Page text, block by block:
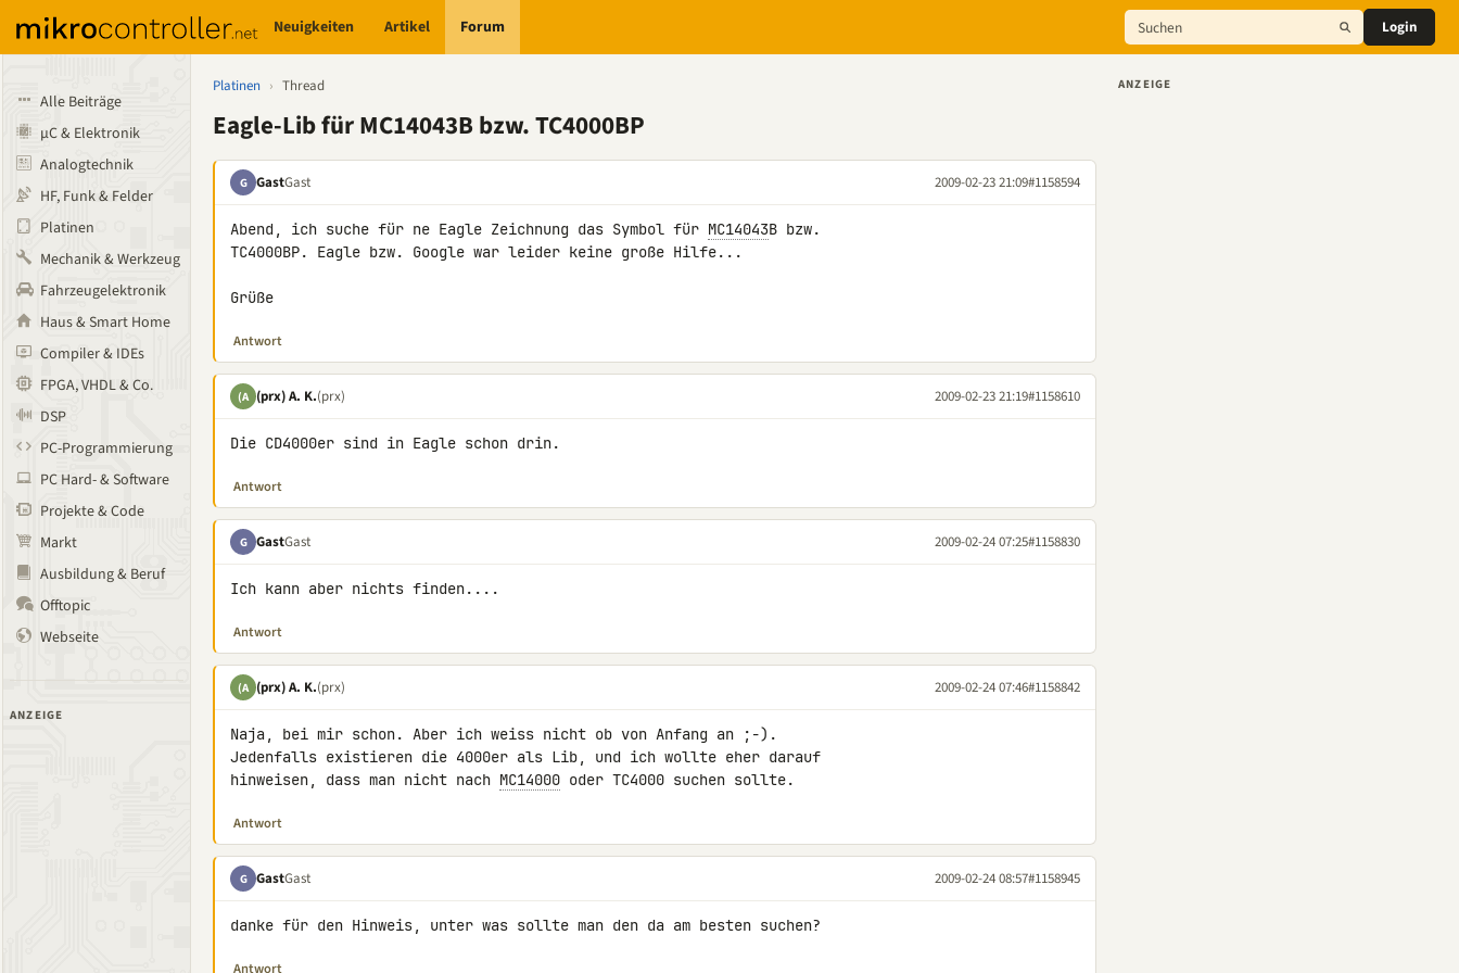
Neuigkeiten Artikel Forum Login
Alle Beiträge
µC & Elektronik
Analogtechnik
HF, Funk & Felder
Platinen
Mechanik & Werkzeug
Fahrzeugelektronik
Haus & Smart Home
Compiler & IDEs
FPGA, VHDL & Co.
DSP
PC-Programmierung
PC Hard- & Software
Projekte & Code
Markt
Ausbildung & Beruf
Offtopic
Webseite
ANZEIGE
Platinen › Thread
Eagle-Lib für MC14043B bzw. TC4000BP
G GastGast 2009-02-23 21:09#1158594
Abend, ich suche für ne Eagle Zeichnung das Symbol für MC14043B bzw.
TC4000BP. Eagle bzw. Google war leider keine große Hilfe...
Grüße
Antwort
(A (prx) A. K.(prx) 2009-02-23 21:19#1158610
Die CD4000er sind in Eagle schon drin.
Antwort
G GastGast 2009-02-24 07:25#1158830
Ich kann aber nichts finden....
Antwort
(A (prx) A. K.(prx) 2009-02-24 07:46#1158842
Naja, bei mir schon. Aber ich weiss nicht ob von Anfang an ;-).
Jedenfalls existieren die 4000er als Lib, und ich wollte eher darauf
hinweisen, dass man nicht nach MC14000 oder TC4000 suchen sollte.
Antwort
G GastGast 2009-02-24 08:57#1158945
danke für den Hinweis, unter was sollte man den da am besten suchen?
Antwort
ANZEIGE